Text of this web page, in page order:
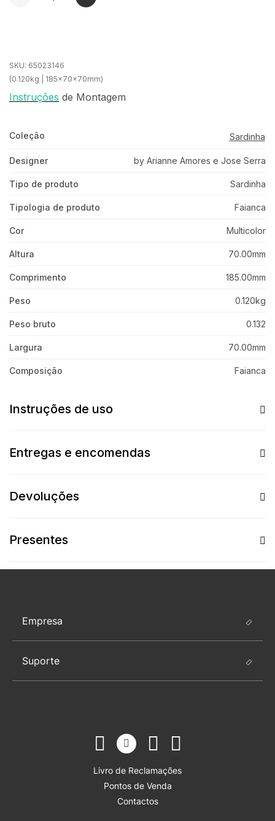
SKU: 65023146
(0.120kg | 185x70x70mm)
Instruções de Montagem
Coleção Sardinha
Designer by Arianne Amores e Jose Serra
Tipo de produto Sardinha
Tipologia de produto Faianca
Cor Multicolor
Altura 70.00mm
Comprimento 185.00mm
Peso 0.120kg
Peso bruto 0.132
Largura 70.00mm
Composição Faianca
Instruções de uso
Entregas e encomendas
Devoluções
Presentes
Empresa
Suporte
Livro de Reclamações
Pontos de Venda
Contactos